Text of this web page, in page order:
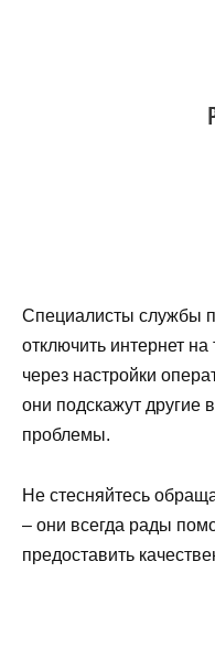
Специалисты службы
отключить интернет
через настройки
они подскажут
проблемы.
Не стесняйтесь
– они всегда рады
предоставить